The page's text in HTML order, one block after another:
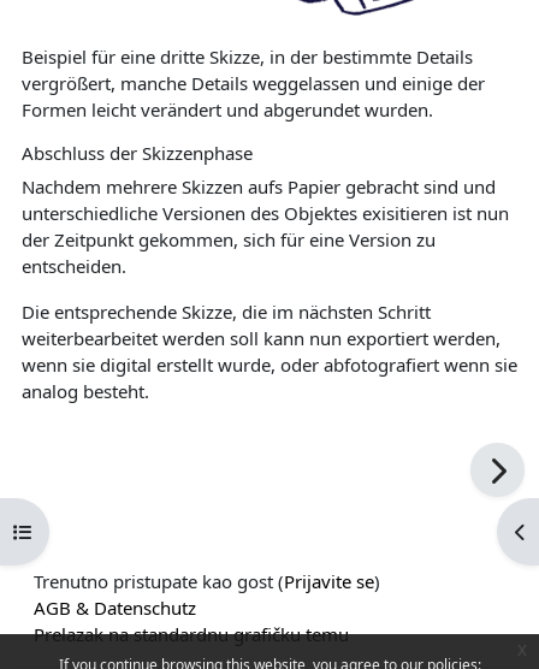
If you continue browsing this website, you agree to our policies:
Open course index
Beispiel für eine dritte Skizze, in der bestimmte Details
vergrößert, manche Details weggelassen und einige der
Formen leicht verändert und abgerundet wurden.
Abschluss der Skizzenphase
Nachdem mehrere Skizzen aufs Papier gebracht sind und
unterschiedliche Versionen des Objektes exisitieren ist nun
der Zeitpunkt gekommen, sich für eine Version zu
entscheiden.
Die entsprechende Skizze, die im nächsten Schritt
weiterbearbeitet werden soll kann nun exportiert werden,
wenn sie digital erstellt wurde, oder abfotografiert wenn sie
analog besteht.
Trenutno pristupate kao gost (Prijavite se)
AGB & Datenschutz
Prelazak na standardnu grafičku temu